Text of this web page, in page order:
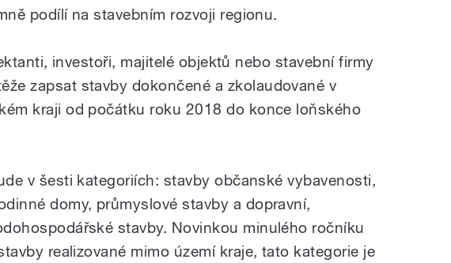
podílí na stavebním rozvoji regionu.
investoři, majitelé objektů nebo stavební firmy
zapsat stavby dokončené a zkolaudované v
kraji od počátku roku 2018 do konce loňského
v šesti kategoriích: stavby občanské vybavenosti,
domy, průmyslové stavby a dopravní,
stavby. Novinkou minulého ročníku
realizované mimo území kraje, tato kategorie je